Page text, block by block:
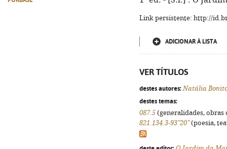
Link persistente: http://
ADICIONAR À LISTA
VER TÍTULOS
destes autores: Natália
destes temas:
087.5 (generalidades,
821.134.3-93"20"(poesia,